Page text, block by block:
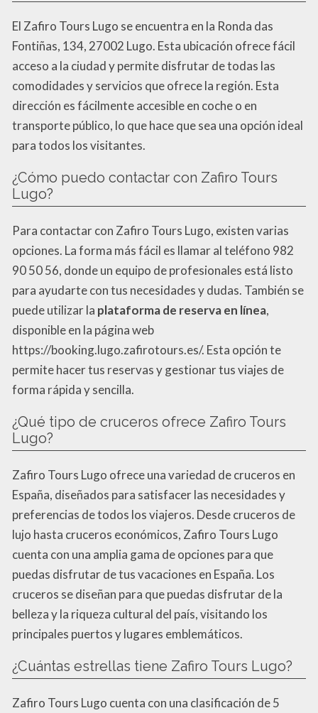
El Zafiro Tours Lugo se encuentra en la Ronda das
Fontiñas, 134, 27002 Lugo. Esta ubicación ofrece fácil
acceso a la ciudad y permite disfrutar de todas las
comodidades y servicios que ofrece la región. Esta
dirección es fácilmente accesible en coche o en
transporte público, lo que hace que sea una opción ideal
para todos los visitantes.
¿Cómo puedo contactar con Zafiro Tours
Lugo?
Para contactar con Zafiro Tours Lugo, existen varias
opciones. La forma más fácil es llamar al teléfono 982
90 50 56, donde un equipo de profesionales está listo
para ayudarte con tus necesidades y dudas. También se
puede utilizar la plataforma de reserva en línea,
disponible en la página web
https://booking.lugo.zafirotours.es/. Esta opción te
permite hacer tus reservas y gestionar tus viajes de
forma rápida y sencilla.
¿Qué tipo de cruceros ofrece Zafiro Tours
Lugo?
Zafiro Tours Lugo ofrece una variedad de cruceros en
España, diseñados para satisfacer las necesidades y
preferencias de todos los viajeros. Desde cruceros de
lujo hasta cruceros económicos, Zafiro Tours Lugo
cuenta con una amplia gama de opciones para que
puedas disfrutar de tus vacaciones en España. Los
cruceros se diseñan para que puedas disfrutar de la
belleza y la riqueza cultural del país, visitando los
principales puertos y lugares emblemáticos.
¿Cuántas estrellas tiene Zafiro Tours Lugo?
Zafiro Tours Lugo cuenta con una clasificación de 5